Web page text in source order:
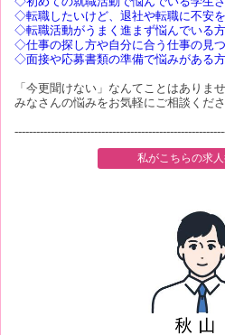
◇転職したいけど、退社や転職に不安
◇転職活動がうまく進まず悩んでいる方
◇仕事の探し方や自分に合う仕事の見
◇面接や応募書類の準備で悩みがある方
「今更聞けない」なんてことはありませ
みなさんの悩みをお気軽にご相談くださ
私がこちらの求